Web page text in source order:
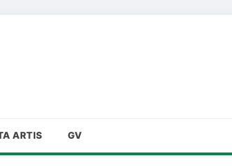
ARTIS GV